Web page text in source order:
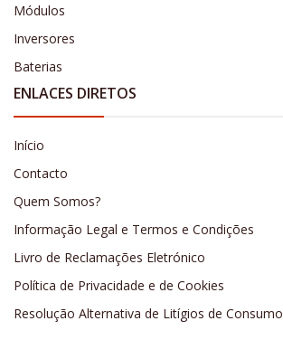
Módulos
Inversores
Baterias
ENLACES DIRETOS
Início
Contacto
Quem Somos?
Informação Legal e Termos e Condições
Livro de Reclamações Eletrónico
Política de Privacidade e de Cookies
Resolução Alternativa de Litígios de Consumo